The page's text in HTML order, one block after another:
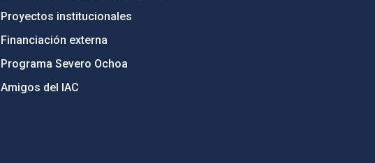
Proyectos institucionales
Financiación externa
Programa Severo Ochoa
Amigos del IAC